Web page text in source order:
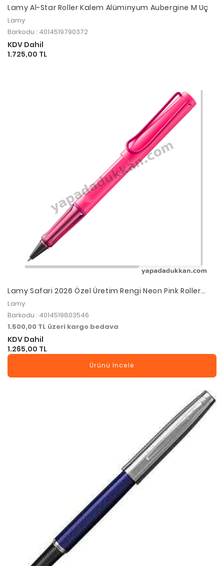
Lamy Al-Star Roller Kalem Alüminyum Aubergine M Uç
Lamy
Barkodu : 4014519790372
KDV Dahil
1.725,00 TL
Lamy Safari 2026 Özel Üretim Rengi Neon Pink Roller
Kalem
Lamy
Barkodu : 4014519803546
1.500,00 TL üzeri kargo bedava
KDV Dahil
1.265,00 TL
Ürünü İncele